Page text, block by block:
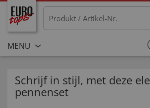
MENU
Schrijf in stijl, met deze
pennenset